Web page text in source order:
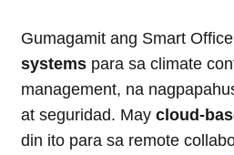
Gumagamit ang Smart
systems para sa climate
management, na
at seguridad. May cloud-
din ito para sa remote